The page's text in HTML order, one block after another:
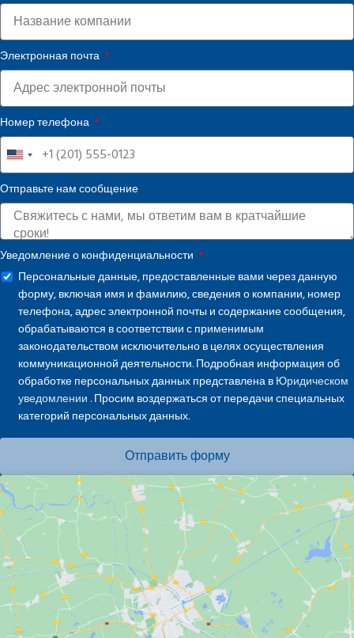
Электронная почта
Номер телефона
United
States
+1
Отправьте нам сообщение
Уведомление о конфиденциальности
Персональные данные, предоставленные вами через данную
форму, включая имя и фамилию, сведения о компании, номер
телефона, адрес электронной почты и содержание сообщения,
обрабатываются в соответствии с применимым
законодательством исключительно в целях осуществления
коммуникационной деятельности. Подробная информация об
обработке персональных данных представлена вЮридическом
уведомлении . Просим воздержаться от передачи специальных
категорий персональных данных.
Отправить форму